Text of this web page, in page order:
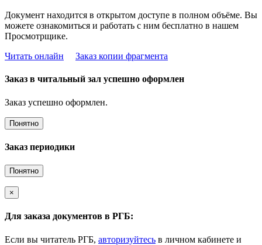
Документ находится в открытом доступе в полном объёме. Вы
можете ознакомиться и работать с ним бесплатно в нашем
Просмотрщике.
Читать онлайн
Заказ копии фрагмента
Заказ в читальный зал успешно оформлен
Заказ успешно оформлен.
Понятно
Заказ периодики
Понятно
×
Для заказа документов в РГБ:
Если вы читатель РГБ, авторизуйтесь в личном кабинете и